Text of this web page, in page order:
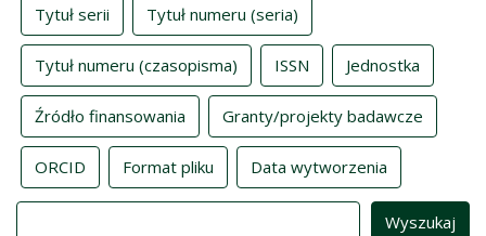
Tytuł serii Tytuł numeru (seria)
Tytuł numeru (czasopisma) ISSN Jednostka
Źródło finansowania Granty/projekty badawcze
ORCID Format pliku Data wytworzenia